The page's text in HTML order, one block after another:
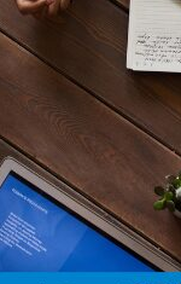
オプシ
、長
するこ
バイス
で届く